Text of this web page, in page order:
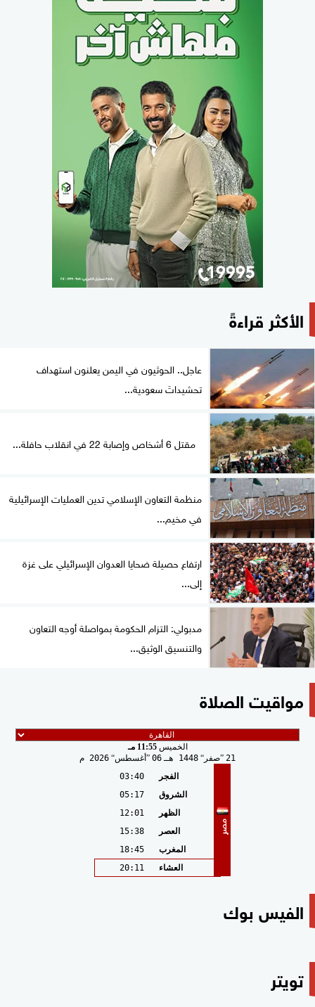
الأكثر قراءةً
عاجل.. الحوثيون في اليمن يعلنون استهداف
تحشيداتَ سعودية...
مقتل 6 أشخاص وإصابة 22 في انقلاب حافلة...
منظمة التعاون الإسلامي تدين العمليات الإسرائيلية
في مخيم...
ارتفاع حصيلة ضحايا العدوان الإسرائيلي على غزة
إلى...
مدبولي: التزام الحكومة بمواصلة أوجه التعاون
والتنسيق الوثيق...
مواقيت الصلاة
الخميس11:55 مـ
21
صفر 1448 هـ 06 أغسطس 2026 م
مصر
الفجر
03:40
الشروق
05:17
الظهر
12:01
العصر
15:38
المغرب
18:45
العشاء
20:11
الفيس بوك
تويتر